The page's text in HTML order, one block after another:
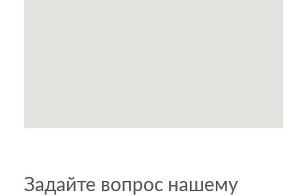
Задайте вопрос нашему